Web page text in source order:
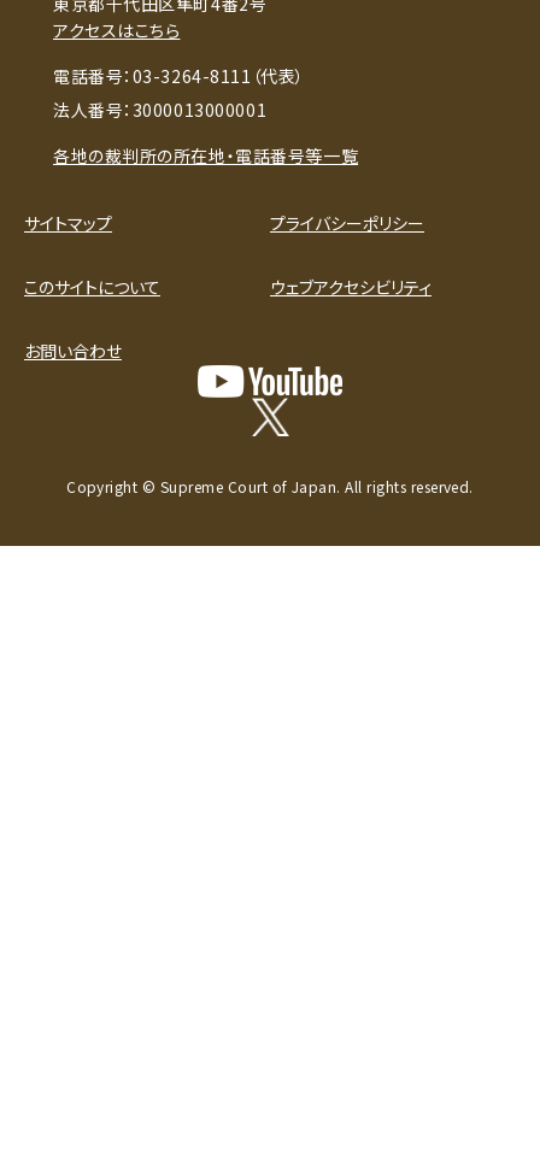
アクセスはこちら
電話番号：03-3264-8111（代表）
法人番号：3000013000001
各地の裁判所の所在地・電話番号等一覧
サイトマップ プライバシーポリシー
このサイトについて ウェブアクセシビリティ
お問い合わせ
Copyright © Supreme Court of Japan. All rights reserved.